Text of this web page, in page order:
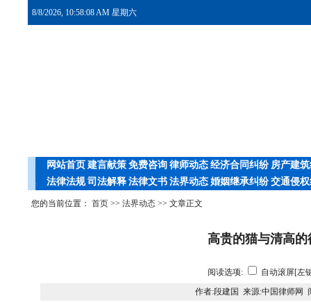
8/8/2026, 10:58:09 AM 星期六
网站首页 建言献策 免费咨询 律师动态 经济合同纠纷 房产建
法律法规 司法解释 法律文书 法界动态 婚姻继承纠纷 交通侵
您的当前位置： 首页 >> 法界动态 >> 文章正文
高贵的猫与清高的
阅读选项:
自动滚屏[左
作者:段建国 来源:中国律师网